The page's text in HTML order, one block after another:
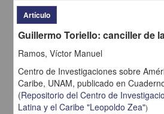
Visiones apocalípticas y postapocalípticas en
pintura mural a lo largo de cinco siglos
Mantilla Osornio, Adolfo Felipe - Centro de
América Latina y el Caribe, UNAM
2024
Artes y Humanidades
Artículo
Guillermo Toriello: canciller de
Ramos, Víctor Manuel
Centro de Investigaciones sobre
Caribe, UNAM, publicado en
(Repositorio del Centro de
Latina y el Caribe "Leopoldo Zea")